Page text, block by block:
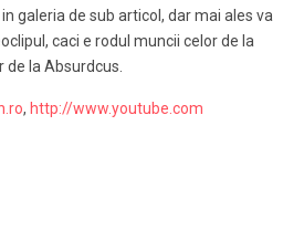
galeria de sub articol, dar mai ales va
caci e rodul muncii celor de la
la Absurdcus.
, http://www.youtube.com